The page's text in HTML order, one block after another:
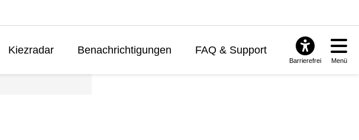
Kiezradar Benachrichtigungen FAQ & Support
Barrierefrei Menü